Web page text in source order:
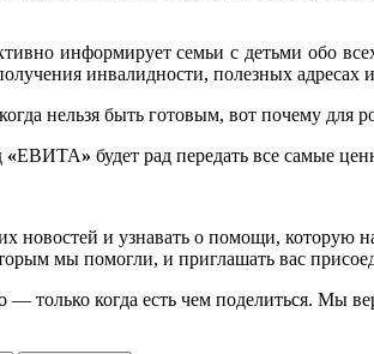
информирует семьи с детьми обо
инвалидности, полезных адресах
нельзя быть готовым, вот почему для
«ЕВИТА» будет рад передать все самые
новостей и узнавать о помощи,
мы помогли, и приглашать вас
— только когда есть чем поделиться. Мы